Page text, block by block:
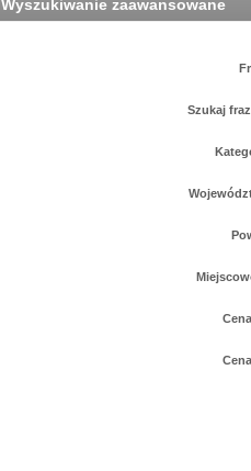
Wyszukiwanie zaawansowane
Szukaj